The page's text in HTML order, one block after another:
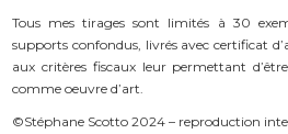
Tous mes tirages sont limités à 30
supports confondus, livrés avec certificat
aux critères fiscaux leur permettant
comme oeuvre d’art.
©Stéphane Scotto 2024 – reproduction